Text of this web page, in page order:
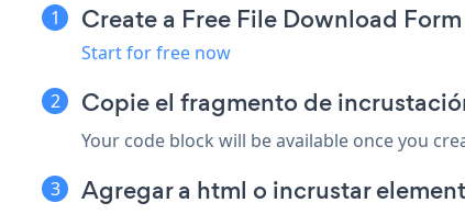
Create a Free File Download
Start for free now
Copie el fragmento de
Your code block will be available once you
Agregar a html o incrustar